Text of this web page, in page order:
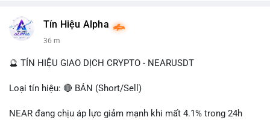
#vlikevn #titanbot
📰 Nguồn: Cointelegraph
Tín Hiệu Alpha
36 m
🔮 TÍN HIỆU GIAO DỊCH CRYPTO - NEARUSDT
Loại tín hiệu: 🔴 BÁN (Short/Sell)
NEAR đang chịu áp lực giảm mạnh khi mất 4.1% trong 24h